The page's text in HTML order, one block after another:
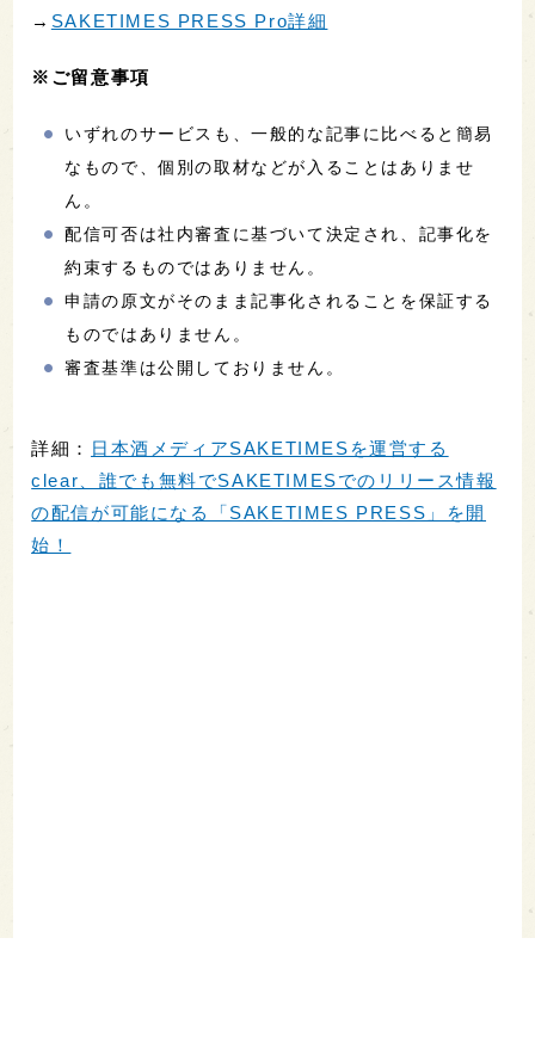
→ SAKETIMES PRESS Pro詳細
※ご留意事項
いずれのサービスも、一般的な記事に比べると簡易
なもので、個別の取材などが入ることはありませ
ん。
配信可否は社内審査に基づいて決定され、記事化を
約束するものではありません。
申請の原文がそのまま記事化されることを保証する
ものではありません。
審査基準は公開しておりません。
詳細： 日本酒メディアSAKETIMESを運営する
clear、誰でも無料でSAKETIMESでのリリース情報
の配信が可能になる「SAKETIMES PRESS」を開
始！